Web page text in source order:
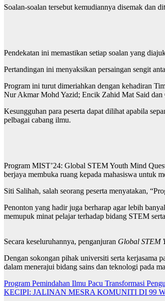
Soalan-soalan tersebut kemudiannya disemak dan
Pendekatan ini memastikan setiap soalan yang
Pertandingan ini menyaksikan persaingan sengit
Program ini turut dimeriahkan dengan kehadiran
Nur Akmar Mohd Yazid; Encik Zahid Mat Said dan
Kesungguhan para peserta dapat dilihat apabila
pelbagai cabang ilmu.
Program MIST’24: Global STEM Youth Mind
berjaya membuka ruang kepada mahasiswa untuk
Siti Salihah, salah seorang peserta menyatakan,
Penonton yang hadir juga berharap agar lebih
memupuk minat pelajar terhadap bidang STEM
Secara keseluruhannya, penganjuran Global STEM
Dengan sokongan pihak universiti serta kerjasama
dalam menerajui bidang sains dan teknologi pada
Navigasi
kiriman
Program Pemindahan Ilmu Pacu Transformasi
KECIPI: JALINAN MESRA KOMUNITI DI 99